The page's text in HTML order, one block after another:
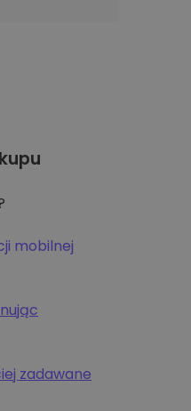
mobilnej
zadawane